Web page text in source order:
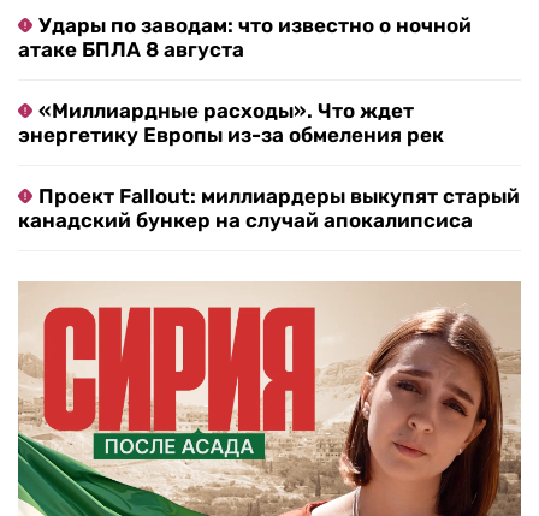
Удары по заводам: что известно о ночной
атаке БПЛА 8 августа
«Миллиардные расходы». Что ждет
энергетику Европы из-за обмеления рек
Проект Fallout: миллиардеры выкупят старый
канадский бункер на случай апокалипсиса